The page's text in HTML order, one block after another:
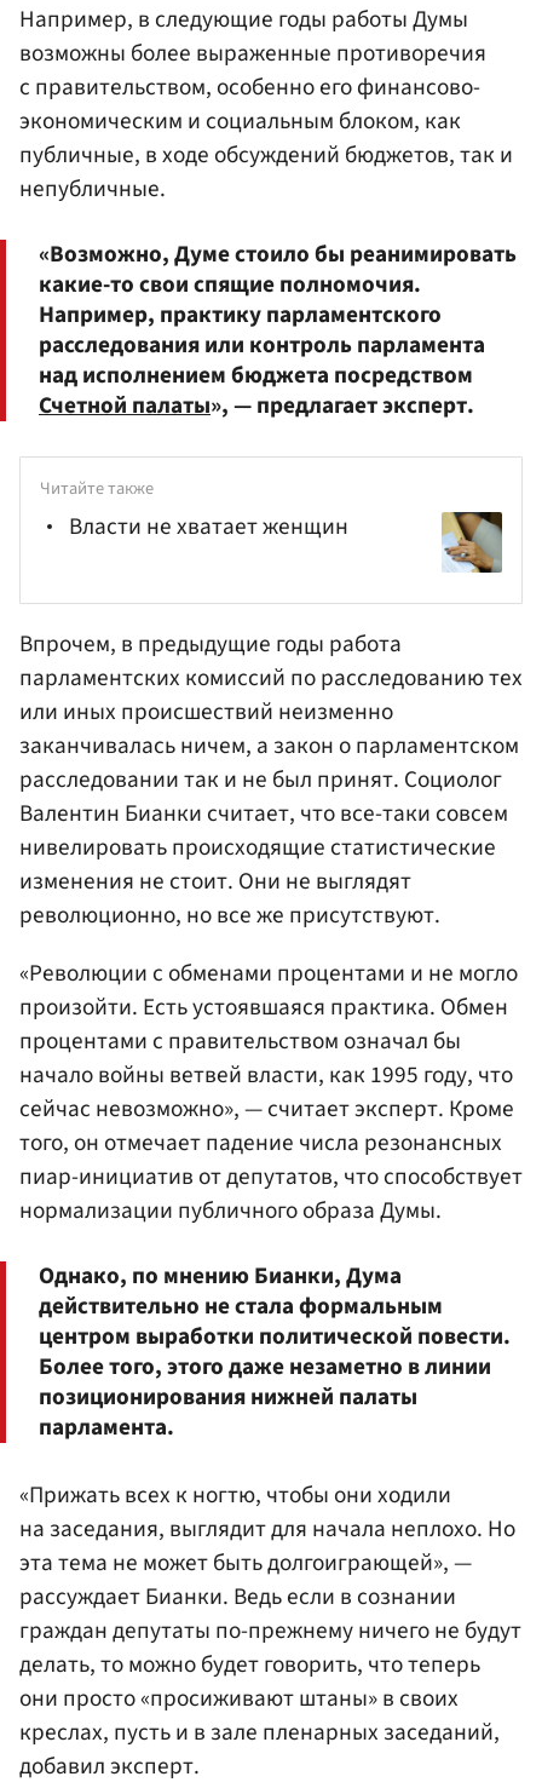
Например, в следующие годы работы Думы
возможны более выраженные противоречия
с правительством, особенно его финансово-
экономическим и социальным блоком, как
публичные, в ходе обсуждений бюджетов, так и
непубличные.
«Возможно, Думе стоило бы реанимировать
какие-то свои спящие полномочия.
Например, практику парламентского
расследования или контроль парламента
над исполнением бюджета посредством
Счетной палаты», — предлагает эксперт.
Читайте также
Власти не хватает женщин
Впрочем, в предыдущие годы работа
парламентских комиссий по расследованию тех
или иных происшествий неизменно
заканчивалась ничем, а закон о парламентском
расследовании так и не был принят. Социолог
Валентин Бианки считает, что все-таки совсем
нивелировать происходящие статистические
изменения не стоит. Они не выглядят
революционно, но все же присутствуют.
«Революции с обменами процентами и не могло
произойти. Есть устоявшаяся практика. Обмен
процентами с правительством означал бы
начало войны ветвей власти, как 1995 году, что
сейчас невозможно», — считает эксперт. Кроме
того, он отмечает падение числа резонансных
пиар-инициатив от депутатов, что способствует
нормализации публичного образа Думы.
Однако, по мнению Бианки, Дума
действительно не стала формальным
центром выработки политической повести.
Более того, этого даже незаметно в линии
позиционирования нижней палаты
парламента.
«Прижать всех к ногтю, чтобы они ходили
на заседания, выглядит для начала неплохо. Но
эта тема не может быть долгоиграющей», —
рассуждает Бианки. Ведь если в сознании
граждан депутаты по-прежнему ничего не будут
делать, то можно будет говорить, что теперь
они просто «просиживают штаны» в своих
креслах, пусть и в зале пленарных заседаний,
добавил эксперт.